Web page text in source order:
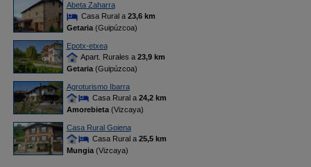
Abeta Zaharra
Casa Rural a 23,6 km
Getaria(Guipúzcoa)
Epotx-etxea
Apart. Rurales a 23,9 km
Getaria(Guipúzcoa)
Agroturismo Ibarra
Casa Rural a 24,2 km
Amorebieta(Vizcaya)
Casa Rural Goiena
Casa Rural a 25,5 km
Mungia(Vizcaya)